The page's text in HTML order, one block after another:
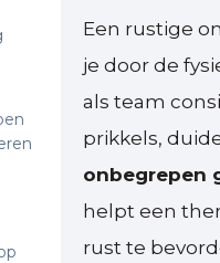
Een rustige
je door de
als team
prikkels,
onbegrepen
helpt een
rust te